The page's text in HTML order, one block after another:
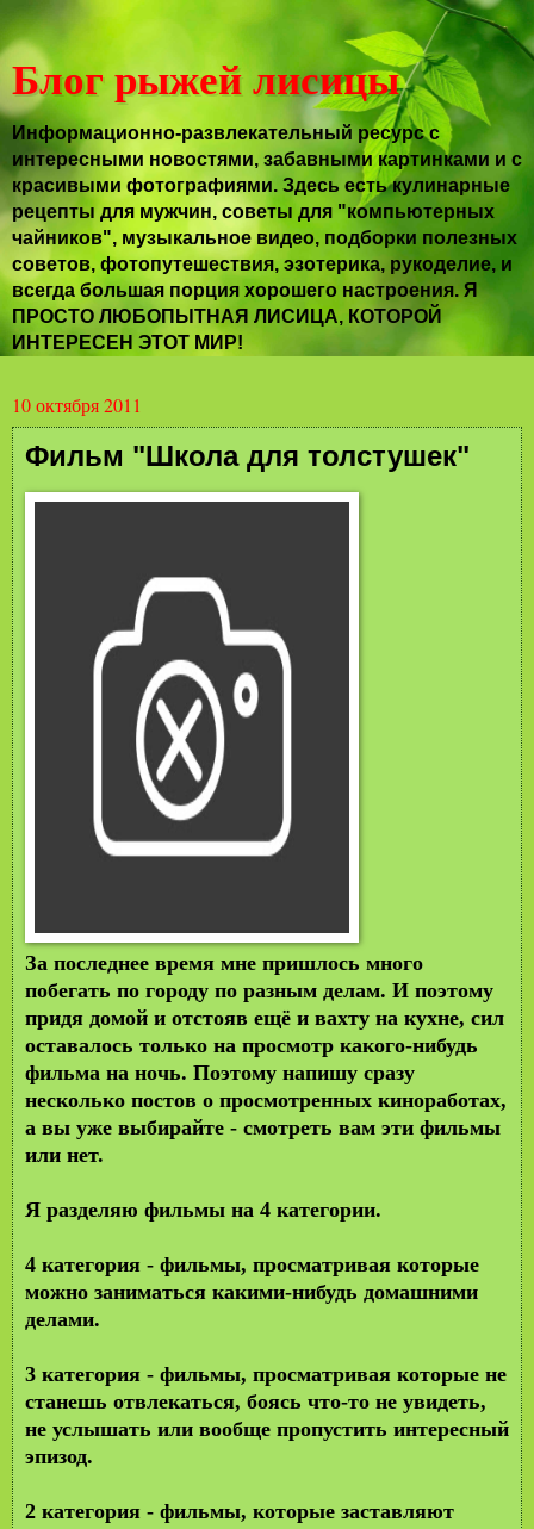
Блог рыжей лисицы
Информационно-развлекательный ресурс с
интересными новостями, забавными картинками и с
красивыми фотографиями. Здесь есть кулинарные
рецепты для мужчин, советы для "компьютерных
чайников", музыкальное видео, подборки полезных
советов, фотопутешествия, эзотерика, рукоделие, и
всегда большая порция хорошего настроения. Я
ПРОСТО ЛЮБОПЫТНАЯ ЛИСИЦА, КОТОРОЙ
ИНТЕРЕСЕН ЭТОТ МИР!
10 октября 2011
Фильм "Школа для толстушек"
За последнее время мне пришлось много
побегать по городу по разным делам. И поэтому
придя домой и отстояв ещё и вахту на кухне, сил
оставалось только на просмотр какого-нибудь
фильма на ночь. Поэтому напишу сразу
несколько постов о просмотренных киноработах,
а вы уже выбирайте - смотреть вам эти фильмы
или нет.
Я разделяю фильмы на 4 категории.
4 категория - фильмы, просматривая которые
можно заниматься какими-нибудь домашними
делами.
3 категория - фильмы, просматривая которые не
станешь отвлекаться, боясь что-то не увидеть,
не услышать или вообще пропустить интересный
эпизод.
2 категория - фильмы, которые заставляют